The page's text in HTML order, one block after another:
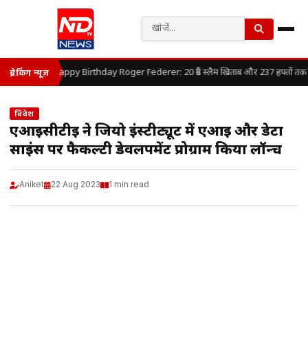
ब्रेकिंग न्यूज़ Happy Birthday Roger Federer: 20 ग्रैंड स्लैम खिताब और 237 हफ्तों
विदेश
एआईसीटीई ने जियो इंस्टीट्यूट में एआई और डेटा
साइंस पर फैकल्टी डेवलपमेंट प्रोग्राम किया लॉन्च
Aniket 22 Aug 2023 1 min read